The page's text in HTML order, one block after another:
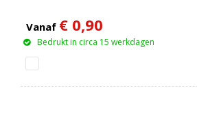
Vanaf € 0,90
Bedrukt in circa 15 werkdagen